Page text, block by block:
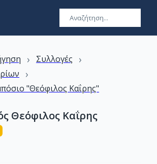
› Συλλογές ›
›
"Θεόφιλος Καΐρης"
Θεόφιλος Καΐρης